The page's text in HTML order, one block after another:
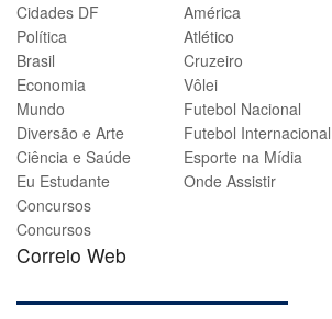
Cidades DF
Política
Brasil
Economia
Mundo
Diversão e Arte
Ciência e Saúde
Eu Estudante
Concursos
Concursos
Correio Web
América
Atlético
Cruzeiro
Vôlei
Futebol Nacional
Futebol Internacional
Esporte na Mídia
Onde Assistir